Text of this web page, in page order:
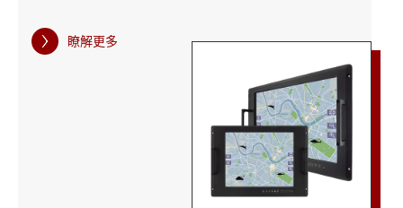
在融程，我們了解國防行動需要最高水平的性能和可靠
性，這就是為什麼我們的國防等級工業電腦專為滿足最苛
刻的要求而設計，確保它們即使在最惡劣的條件下也能完
美運行。憑藉我們全面的保修和服務計劃，您可以確信您
對融程國防等級工業電腦的投資將為您的組織提供持久的
使用的前面板控件，使其在任何情況下都易於操作。先進的計
算平台提供快速搜索和實時信息，在最需要時實現快速響應能
力。 除了堅固的設計和先進的計算平台之外，國防等級機架式
工業電腦還採用最新的連接技術。具有一系列輸入/輸出埠，包
括USB 3.0、RS232/422/485和HDMI，可與多種設備和設備兼
容。該設備還支持遠程管理和監控，使管理員能夠從遠程位置
監控和管理設備。 總體而言，融程的國防等級機架式工業電腦
是需要強大、可靠和先進計算平台的國防和軍事行動的絕佳選
擇。其堅固的設計、先進的計算能力和連接選項使其成為國防
瞭解更多